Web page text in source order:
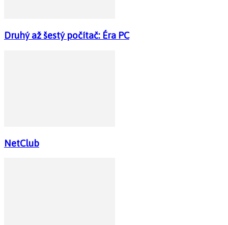
Druhý až šestý počítač: Éra PC
NetClub